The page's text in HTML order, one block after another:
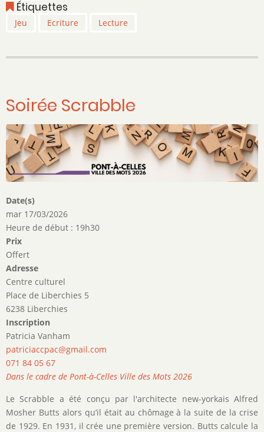
virtuels
Étiquettes
Jeu Ecriture Lecture
Soirée Scrabble
Date(s)
mar 17/03/2026
Heure de début : 19h30
Prix
Offert
Adresse
Centre culturel
Place de Liberchies 5
6238 Liberchies
Inscription
Patricia Vanham
patriciaccpac@gmail.com
071 84 05 67
Dans le cadre de Pont-à-Celles Ville des Mots 2026
Le Scrabble a été conçu par l'architecte new-yorkais Alfred
Mosher Butts alors qu’il était au chômage à la suite de la crise
de 1929. En 1931, il crée une première version. Butts calcule la